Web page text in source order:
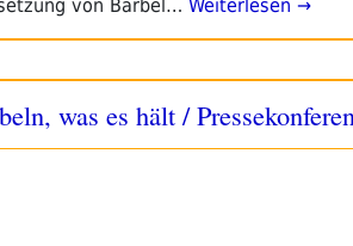
von Bärbel… Weiterlesen →
was es hält /